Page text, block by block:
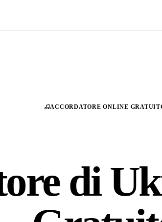
ACCORDATORE ONLINE
di